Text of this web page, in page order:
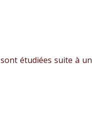
étudiées suite à un